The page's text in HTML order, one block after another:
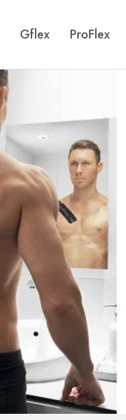
ProFlex
Galéria
Gflex ProFlex